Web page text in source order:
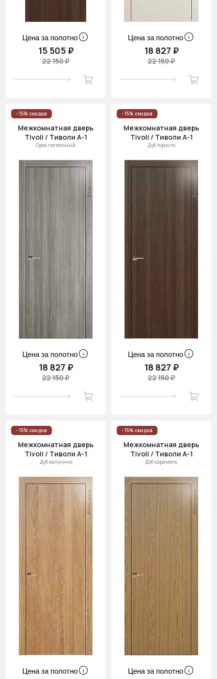
Цена за полотно
15 505 ₽
22 150 ₽
Цена за полотно
18 827 ₽
22 150 ₽
- 15% скидка
Межкомнатная дверь
Tivoli / Тиволи А-1
Орех пепельный
Цена за полотно
18 827 ₽
22 150 ₽
- 15% скидка
Межкомнатная дверь
Tivoli / Тиволи А-1
Дуб торонто
Цена за полотно
18 827 ₽
22 150 ₽
- 15% скидка
Межкомнатная дверь
Tivoli / Тиволи А-1
Дуб капучино
Цена за полотно
- 15% скидка
Межкомнатная дверь
Tivoli / Тиволи А-1
Дуб карамель
Цена за полотно